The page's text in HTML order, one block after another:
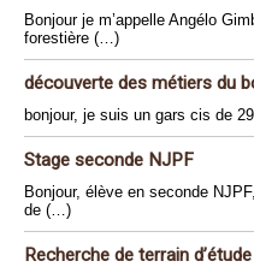
Bonjour je m’appelle Angélo
forestière (…)
découverte des métiers du
bonjour, je suis un gars cis de
Stage seconde NJPF
Bonjour, élève en seconde
de (…)
Recherche de terrain